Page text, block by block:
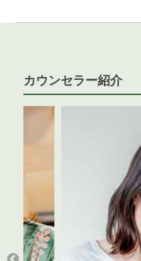
カウンセラー紹介